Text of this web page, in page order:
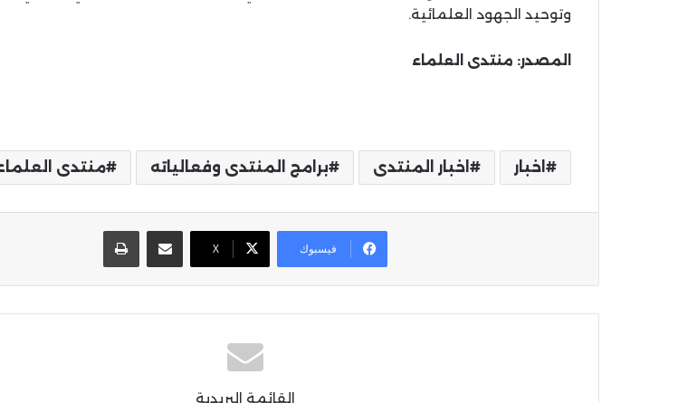
وتوحيد الجهود العلمائية.
المصدر: منتدى العلماء
اخبار اخبار المنتدى برامج المنتدى وفعالياته منتدى
فيسبوك X
مشاركة عبر البريد
القائمة البريدية